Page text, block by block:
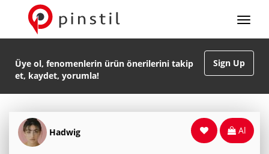
Sign Up
Üye ol, fenomenlerin ürün önerilerini takip
et, kaydet, yorumla!
Hadwig Al